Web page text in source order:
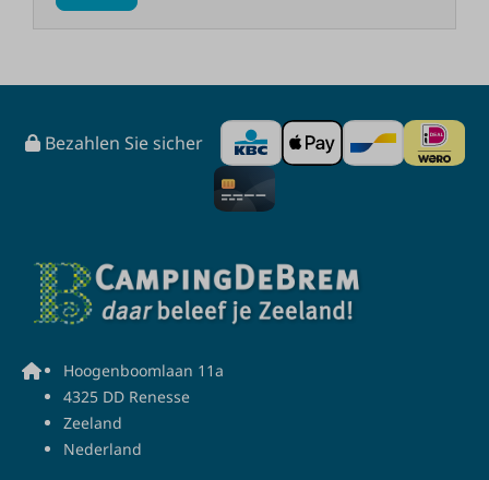
Bezahlen Sie sicher
Hoogenboomlaan 11a
4325 DD Renesse
Zeeland
Nederland